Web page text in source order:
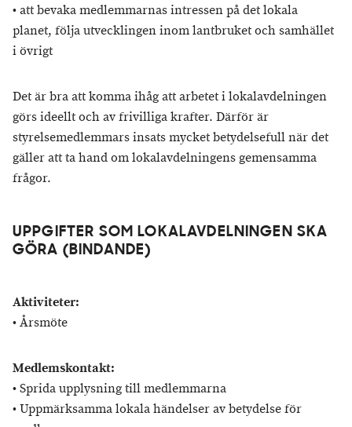
• att bevaka medlemmarnas intressen på det lokala
planet, följa utvecklingen inom lantbruket och samhället
i övrigt
Det är bra att komma ihåg att arbetet i lokalavdelningen
görs ideellt och av frivilliga krafter. Därför är
styrelsemedlemmars insats mycket betydelsefull när det
gäller att ta hand om lokalavdelningens gemensamma
frågor.
UPPGIFTER SOM LOKALAVDELNINGEN SKA
GÖRA (BINDANDE)
Aktiviteter:
• Årsmöte
Medlemskontakt:
• Sprida upplysning till medlemmarna
• Uppmärksamma lokala händelser av betydelse för